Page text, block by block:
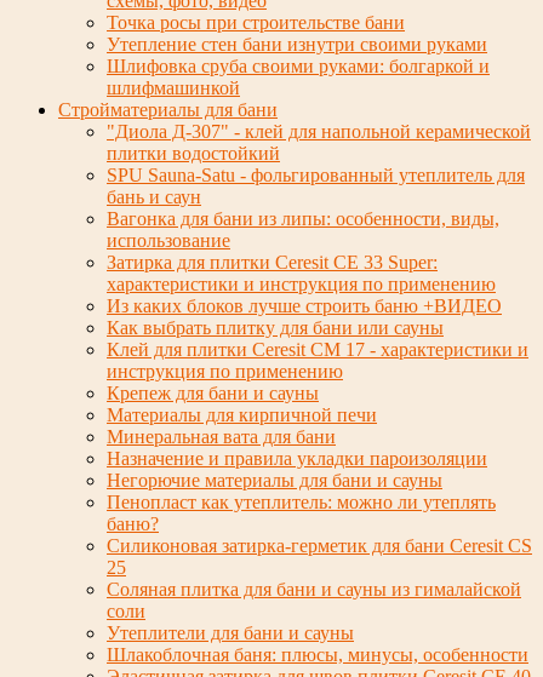
Точка росы при строительстве бани
Утепление стен бани изнутри своими руками
Шлифовка сруба своими руками: болгаркой и
шлифмашинкой
Стройматериалы для бани
"Диола Д-307" - клей для напольной керамической
плитки водостойкий
SPU Sauna-Satu - фольгированный утеплитель для
бань и саун
Вагонка для бани из липы: особенности, виды,
использование
Затирка для плитки Ceresit СЕ 33 Super:
характеристики и инструкция по применению
Из каких блоков лучше строить баню +ВИДЕО
Как выбрать плитку для бани или сауны
Клей для плитки Ceresit СМ 17 - характеристики и
инструкция по применению
Крепеж для бани и сауны
Материалы для кирпичной печи
Минеральная вата для бани
Назначение и правила укладки пароизоляции
Негорючие материалы для бани и сауны
Пенопласт как утеплитель: можно ли утеплять
баню?
Силиконовая затирка-герметик для бани Ceresit CS
25
Соляная плитка для бани и сауны из гималайской
соли
Утеплители для бани и сауны
Шлакоблочная баня: плюсы, минусы, особенности